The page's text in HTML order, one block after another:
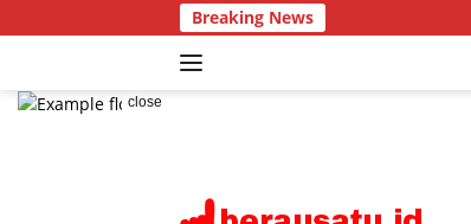
to
Breaking News
close